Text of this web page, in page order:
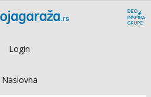
Login
Naslovna